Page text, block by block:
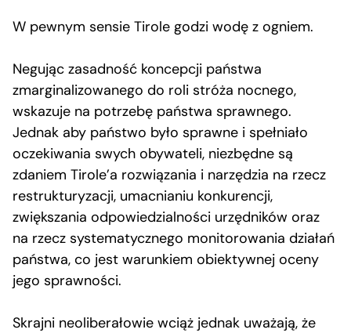
W pewnym sensie Tirole godzi wodę z ogniem.
Negując zasadność koncepcji państwa
zmarginalizowanego do roli stróża nocnego,
wskazuje na potrzebę państwa sprawnego.
Jednak aby państwo było sprawne i spełniało
oczekiwania swych obywateli, niezbędne są
zdaniem Tirole’a rozwiązania i narzędzia na rzecz
restrukturyzacji, umacnianiu konkurencji,
zwiększania odpowiedzialności urzędników oraz
na rzecz systematycznego monitorowania działań
państwa, co jest warunkiem obiektywnej oceny
jego sprawności.
Skrajni neoliberałowie wciąż jednak uważają, że